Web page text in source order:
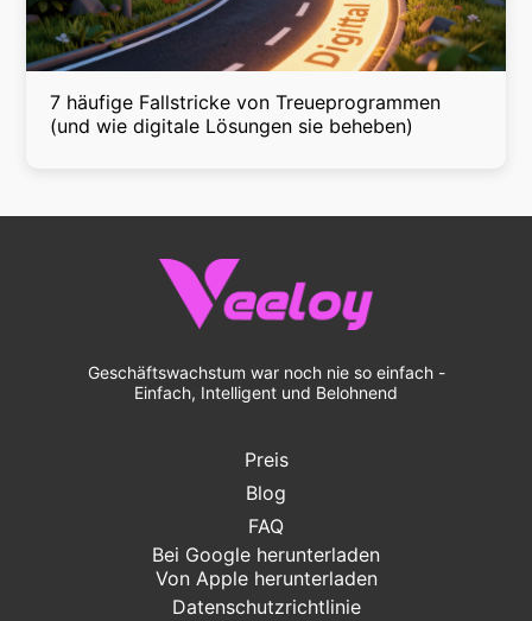
7 häufige Fallstricke von Treueprogrammen
(und wie digitale Lösungen sie beheben)
Geschäftswachstum war noch nie so einfach -
Einfach, Intelligent und Belohnend
Preis
Blog
FAQ
Bei Google herunterladen
Von Apple herunterladen
Datenschutzrichtlinie